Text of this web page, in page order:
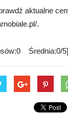
aktualne
.
Średnia:0/5]